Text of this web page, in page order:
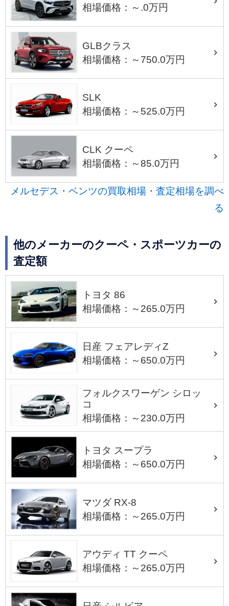
相場価格：～.0万円
GLBクラス
相場価格：～750.0万円
SLK
相場価格：～525.0万円
CLK クーペ
相場価格：～85.0万円
メルセデス・ベンツの買取相場・査定相場を調べ
る
他のメーカーのクーペ・スポーツカーの
査定額
トヨタ 86
相場価格：～265.0万円
日産 フェアレディZ
相場価格：～650.0万円
フォルクスワーゲン シロッ
コ
相場価格：～230.0万円
トヨタ スープラ
相場価格：～650.0万円
マツダ RX-8
相場価格：～265.0万円
アウディ TT クーペ
相場価格：～265.0万円